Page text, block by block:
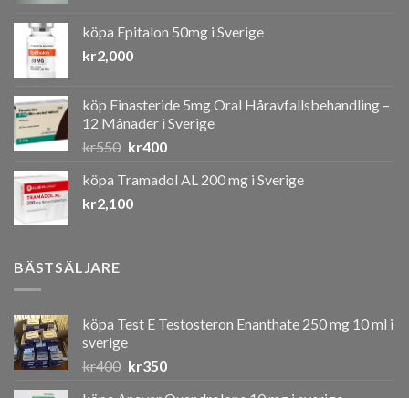
köpa Epitalon 50mg i Sverige
kr2,000
köp Finasteride 5mg Oral Håravfallsbehandling –
12 Månader i Sverige
kr550 Det
priset
var:
kr400Det
priset
köpa Tramadol AL 200 mg i Sverige
kr2,100
BÄSTSÄLJARE
köpa Test E Testosteron Enanthate 250 mg 10 ml i
sverige
kr400 Det
kr350Det